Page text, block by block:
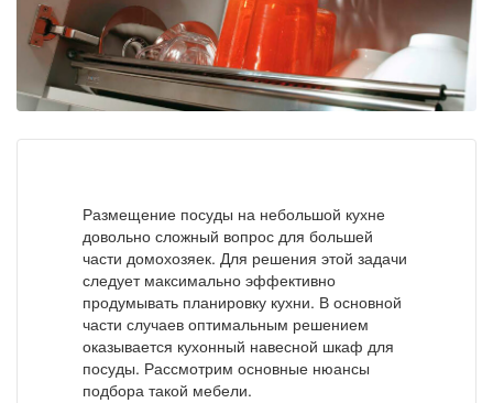
Размещение посуды на небольшой кухне
довольно сложный вопрос для большей
части домохозяек. Для решения этой задачи
следует максимально эффективно
продумывать планировку кухни. В основной
части случаев оптимальным решением
оказывается кухонный навесной шкаф для
посуды. Рассмотрим основные нюансы
подбора такой мебели.